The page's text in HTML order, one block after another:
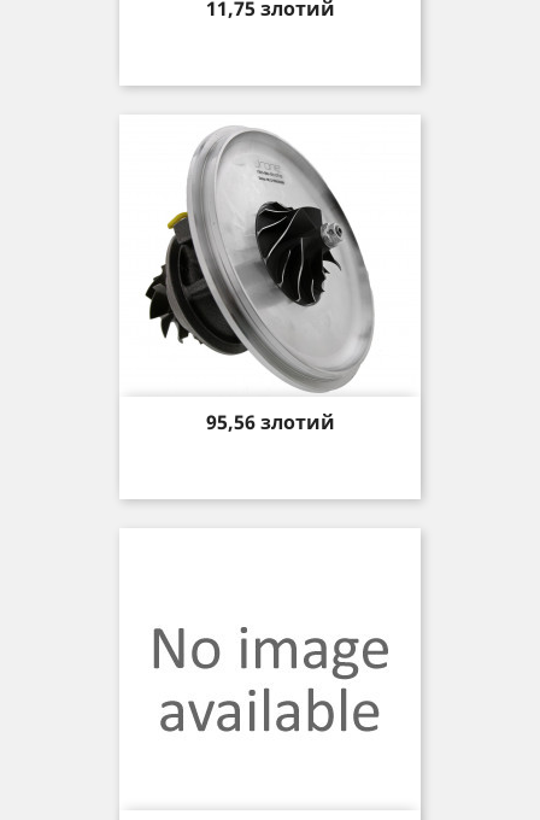
Price
11,75 злотий
Price
95,56 злотий